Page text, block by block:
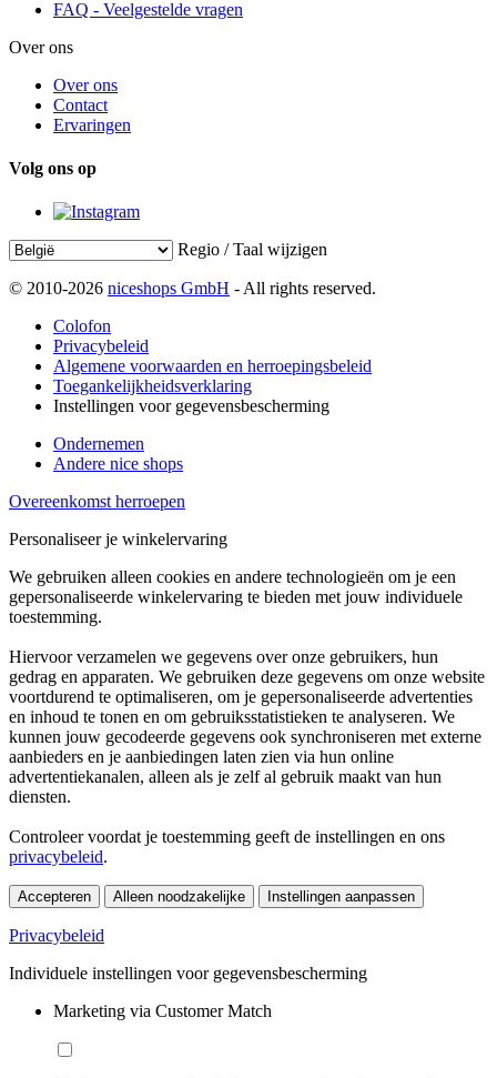
FAQ - Veelgestelde vragen
Over ons
Over ons
Contact
Ervaringen
Volg ons op
Regio / Taal wijzigen
© 2010-2026 niceshops GmbH - All rights reserved.
Colofon
Privacybeleid
Algemene voorwaarden en herroepingsbeleid
Toegankelijkheidsverklaring
Instellingen voor gegevensbescherming
Ondernemen
Andere nice shops
Overeenkomst herroepen
Personaliseer je winkelervaring
We gebruiken alleen cookies en andere technologieën om je een
gepersonaliseerde winkelervaring te bieden met jouw individuele
toestemming.
Hiervoor verzamelen we gegevens over onze gebruikers, hun
gedrag en apparaten. We gebruiken deze gegevens om onze website
voortdurend te optimaliseren, om je gepersonaliseerde advertenties
en inhoud te tonen en om gebruiksstatistieken te analyseren. We
kunnen jouw gecodeerde gegevens ook synchroniseren met externe
aanbieders en je aanbiedingen laten zien via hun online
advertentiekanalen, alleen als je zelf al gebruik maakt van hun
diensten.
Controleer voordat je toestemming geeft de instellingen en ons
privacybeleid.
Accepteren Alleen noodzakelijke Instellingen aanpassen
Privacybeleid
Individuele instellingen voor gegevensbescherming
Marketing via Customer Match